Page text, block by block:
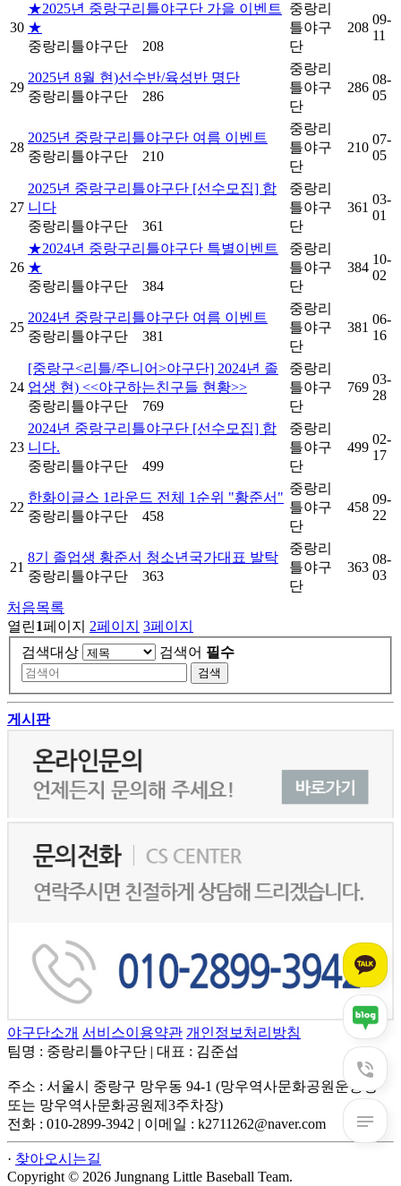
30
★2025년 중랑구리틀야구단 가을 이벤트
★
중랑리틀야구단
208
중랑리
틀야구
단
208
09-
11
29
2025년 8월 현)선수반/육성반 명단
중랑리틀야구단
286
중랑리
틀야구
단
286
08-
05
28
2025년 중랑구리틀야구단 여름 이벤트
중랑리틀야구단
210
중랑리
틀야구
단
210
07-
05
27
2025년 중랑구리틀야구단 [선수모집] 합
니다
중랑리틀야구단
361
중랑리
틀야구
단
361
03-
01
26
★2024년 중랑구리틀야구단 특별이벤트
★
중랑리틀야구단
384
중랑리
틀야구
단
384
10-
02
25
2024년 중랑구리틀야구단 여름 이벤트
중랑리틀야구단
381
중랑리
틀야구
단
381
06-
16
24
[중랑구<리틀/주니어>야구단] 2024년 졸
업생 현) <<야구하는친구들 현황>>
중랑리틀야구단
769
중랑리
틀야구
단
769
03-
28
23
2024년 중랑구리틀야구단 [선수모집] 합
니다.
중랑리틀야구단
499
중랑리
틀야구
단
499
02-
17
22
한화이글스 1라운드 전체 1순위 "황준서"
중랑리틀야구단
458
중랑리
틀야구
단
458
09-
22
21
8기 졸업생 황준서 청소년국가대표 발탁
중랑리틀야구단
363
중랑리
틀야구
단
363
08-
03
처음목록
열린1페이지 2페이지 3페이지
검색대상
검색어 필수
검색
게시판
야구단소개 서비스이용약관 개인정보처리방침
팀명 : 중랑리틀야구단 | 대표 : 김준섭
주소 : 서울시 중랑구 망우동 94-1 (망우역사문화공원운동장
또는 망우역사문화공원제3주차장)
전화 : 010-2899-3942 | 이메일 : k2711262@naver.com
· 찾아오시는길
Copyright © 2026 Jungnang Little Baseball Team.